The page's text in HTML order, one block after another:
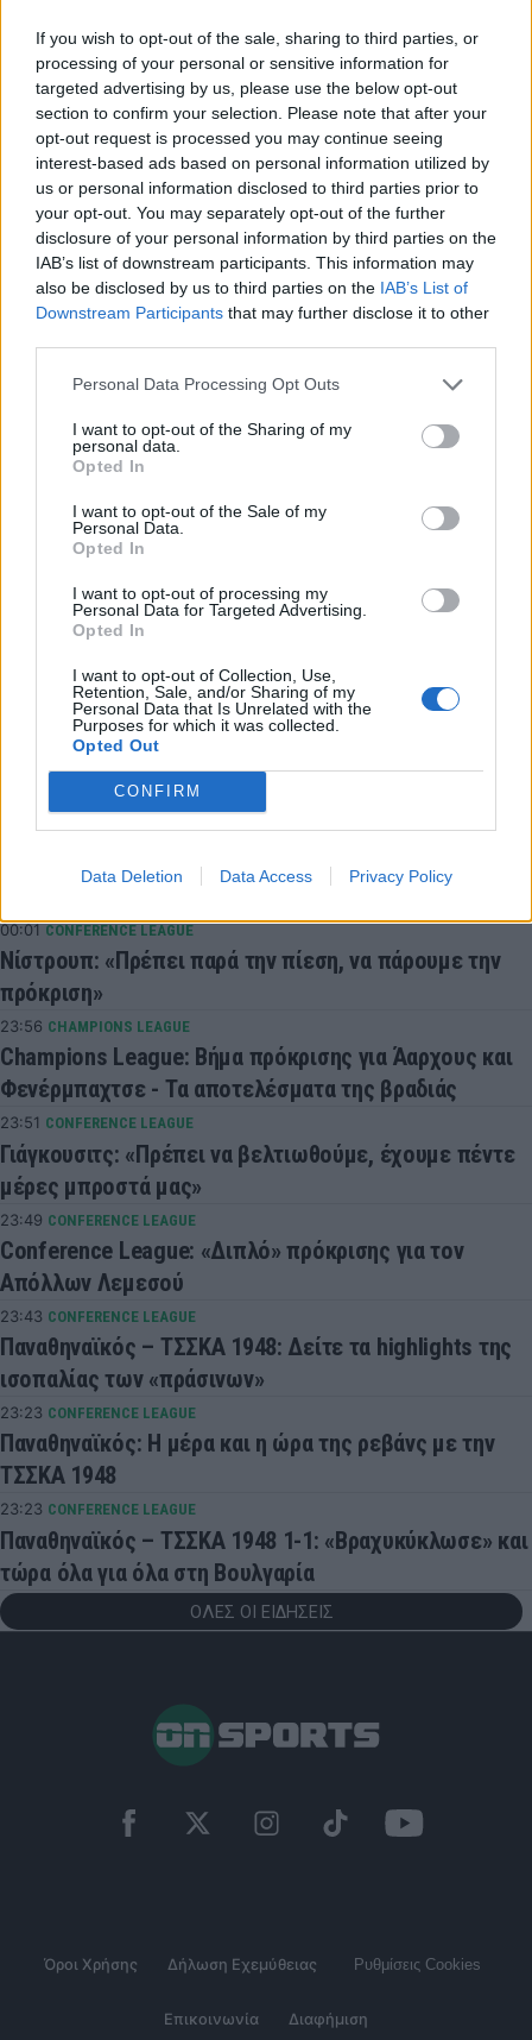
If you wish to opt-out of the sale, sharing to third parties, or
processing of your personal or sensitive information for
targeted advertising by us, please use the below opt-out
section to confirm your selection. Please note that after your
opt-out request is processed you may continue seeing
interest-based ads based on personal information utilized by
us or personal information disclosed to third parties prior to
your opt-out. You may separately opt-out of the further
disclosure of your personal information by third parties on the
IAB’s list of downstream participants. This information may
also be disclosed by us to third parties on the IAB’s List of
Downstream Participants that may further disclose it to other
Personal Data Processing Opt Outs
I want to opt-out of the Sharing of my
personal data.
Opted In
I want to opt-out of the Sale of my
Personal Data.
Opted In
I want to opt-out of processing my
Personal Data for Targeted Advertising.
Opted In
I want to opt-out of Collection, Use,
Retention, Sale, and/or Sharing of my
Personal Data that Is Unrelated with the
Purposes for which it was collected.
Opted Out
CONFIRM
Data Deletion Data Access Privacy Policy
Εστογιανόφ Φαμπιάν
COMMENTS
Συνδεθείτε για να σχολιάσετε
ΕΠΙΚΑΙΡΟΤΗΤΑ
Εξωδικαστικός Μηχανισμός: Ρυθμίσεις άνω των 20
δισ. ολοκληρώθηκαν μέχρι τον Ιούλιο
SUPER LEAGUE 2
CONFERENCE LEAGUE
Λιβάι Γκαρσία: «Είμαι ενθουσιασμένος, με έπεισε η
φιλοδοξία και το πλάνο»
CONFERENCE LEAGUE
Πένια: «Να τα δώσουμε όλα για τη νίκη στη ρεβάνς,
έχουμε πέντε ημέρες να προετοιμαστούμε»
EUROPA LEAGUE
Europa League: Δύσκολη νίκη της Φερεντσβάρος επί
της Γκόρνικ Ζάμπρζε του Τσιριγώτη - Τα
00:01CONFERENCE LEAGUE
Νίστρουπ: «Πρέπει παρά την πίεση, να πάρουμε την
πρόκριση»
23:56 CHAMPIONS LEAGUE
Champions League: Βήμα πρόκρισης για Άαρχους και
Φενέρμπαχτσε - Τα αποτελέσματα της βραδιάς
23:51 CONFERENCE LEAGUE
Γιάγκουσιτς: «Πρέπει να βελτιωθούμε, έχουμε πέντε
μέρες μπροστά μας»
23:49 CONFERENCE LEAGUE
Conference League: «Διπλό» πρόκρισης για τον
Απόλλων Λεμεσού
23:43 CONFERENCE LEAGUE
Παναθηναϊκός – ΤΣΣΚΑ 1948: Δείτε τα highlights της
ισοπαλίας των «πράσινων»
23:23 CONFERENCE LEAGUE
Παναθηναϊκός: Η μέρα και η ώρα της ρεβάνς με την
ΤΣΣΚΑ 1948
23:23 CONFERENCE LEAGUE
Παναθηναϊκός – ΤΣΣΚΑ 1948 1-1: «Βραχυκύκλωσε» και
τώρα όλα για όλα στη Βουλγαρία
ΟΛΕΣ ΟΙ ΕΙΔΗΣΕΙΣ
Όροι Χρήσης Δήλωση Εχεμύθειας Ρυθμίσεις Cookies
Επικοινωνία Διαφήμιση